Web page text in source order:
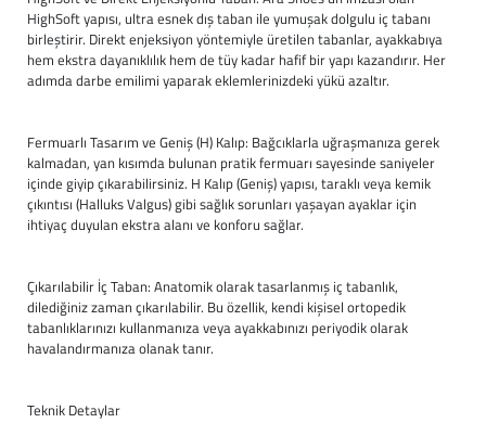
Kids
SoftStep
Parmak Atelleri
Rom Walker &
Metal Ortopedi
Baston
Koltuk Altı
Tekerlekli
HighSoft yapısı, ultra esnek dış taban ile yumuşak dolgulu iç tabanı
birleştirir. Direkt enjeksiyon yöntemiyle üretilen tabanlar, ayakkabıya
hem ekstra dayanıklılık hem de tüy kadar hafif bir yapı kazandırır. Her
adımda darbe emilimi yaparak eklemlerinizdeki yükü azaltır.
Fermuarlı Tasarım ve Geniş (H) Kalıp: Bağcıklarla uğraşmanıza gerek
kalmadan, yan kısımda bulunan pratik fermuarı sayesinde saniyeler
içinde giyip çıkarabilirsiniz. H Kalıp (Geniş) yapısı, taraklı veya kemik
çıkıntısı (Halluks Valgus) gibi sağlık sorunları yaşayan ayaklar için
ihtiyaç duyulan ekstra alanı ve konforu sağlar.
Çıkarılabilir İç Taban: Anatomik olarak tasarlanmış iç tabanlık,
dilediğiniz zaman çıkarılabilir. Bu özellik, kendi kişisel ortopedik
tabanlıklarınızı kullanmanıza veya ayakkabınızı periyodik olarak
havalandırmanıza olanak tanır.
Teknik Detaylar